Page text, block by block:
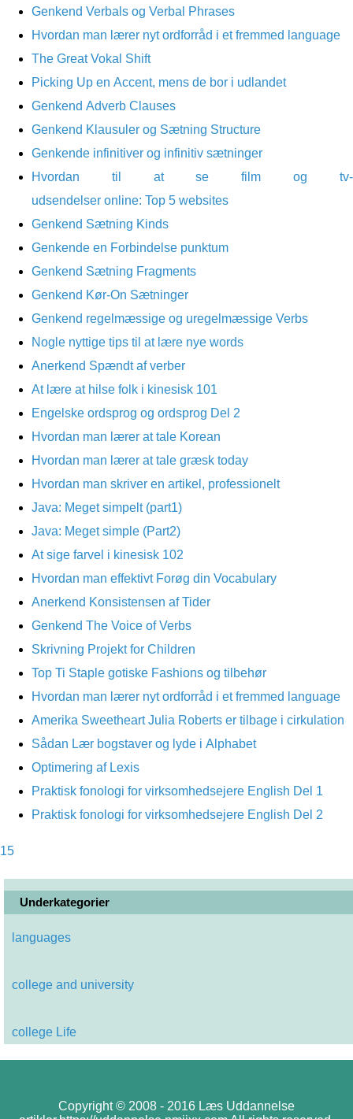
Genkend Verbals og Verbal Phrases
Hvordan man lærer nyt ordforråd i et fremmed language
The Great Vokal Shift
Picking Up en Accent, mens de bor i udlandet
Genkend Adverb Clauses
Genkend Klausuler og Sætning Structure
Genkende infinitiver og infinitiv sætninger
Hvordan til at se film og tv-
udsendelser online: Top 5 websites
Genkend Sætning Kinds
Genkende en Forbindelse punktum
Genkend Sætning Fragments
Genkend Kør-On Sætninger
Genkend regelmæssige og uregelmæssige Verbs
Nogle nyttige tips til at lære nye words
Anerkend Spændt af verber
At lære at hilse folk i kinesisk 101
Engelske ordsprog og ordsprog Del 2
Hvordan man lærer at tale Korean
Hvordan man lærer at tale græsk today
Hvordan man skriver en artikel, professionelt
Java: Meget simpelt (part1)
Java: Meget simple (Part2)
At sige farvel i kinesisk 102
Hvordan man effektivt Forøg din Vocabulary
Anerkend Konsistensen af ​​Tider
Genkend The Voice of Verbs
Skrivning Projekt for Children
Top Ti Staple gotiske Fashions og tilbehør
Hvordan man lærer nyt ordforråd i et fremmed language
Amerika Sweetheart Julia Roberts er tilbage i cirkulation
Sådan Lær bogstaver og lyde i Alphabet
Optimering af Lexis
Praktisk fonologi for virksomhedsejere English Del 1
Praktisk fonologi for virksomhedsejere English Del 2
15
Underkategorier
languages
college and university
college Life
Copyright © 2008 - 2016 Læs Uddannelse